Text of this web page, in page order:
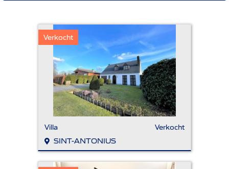
Verkocht
Villa Verkocht
SINT-ANTONIUS